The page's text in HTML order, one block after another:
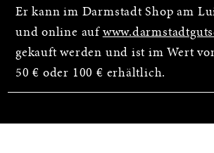
Er kann im Darmstadt Shop am
und online auf
gekauft werden und ist im Wert
50 € oder 100 € erhältlich.